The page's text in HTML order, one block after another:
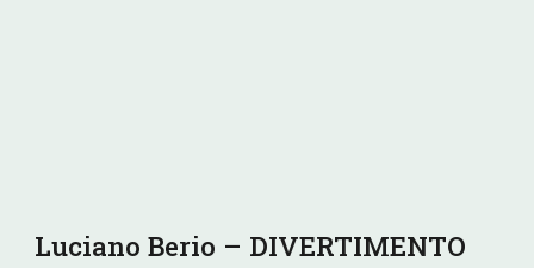
Luciano Berio – DIVERTIMENTO